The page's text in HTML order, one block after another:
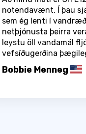
notendavænt. Í þau
sem ég lenti í
netþjónusta þeirra
leystu öll vandamál
vefsíðugerðina
Bobbie Menneg